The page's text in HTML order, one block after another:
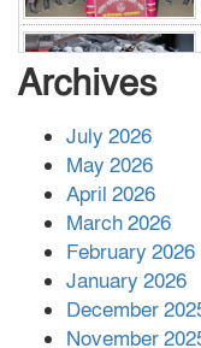
Archives
July 2026
May 2026
April 2026
March 2026
February 2026
January 2026
December
November